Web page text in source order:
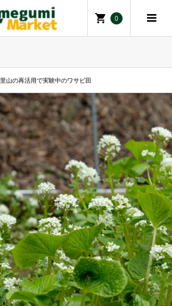
0
里山の再活用で実験中のワサビ田